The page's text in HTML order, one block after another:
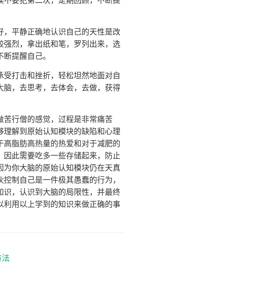
平静正确地认识自己的天性是改
烈，拿出纸和笔，罗列出来，选
提醒自己。
打击和挫折，轻松坦然地面对自
脑，去思考，去体会，去做，获得
行僧的感觉，过程是非常痛苦
解到原始认知模块的缺陷和心理
脂肪高热量的热爱和对于减肥的
此需要吃多一些存储起来，防止
你大脑的原始认知模块仍在天真
制自己是一件极其愚蠢的行为，
，认识到大脑的局限性，并最终
用以上学到的知识来做正确的事
法